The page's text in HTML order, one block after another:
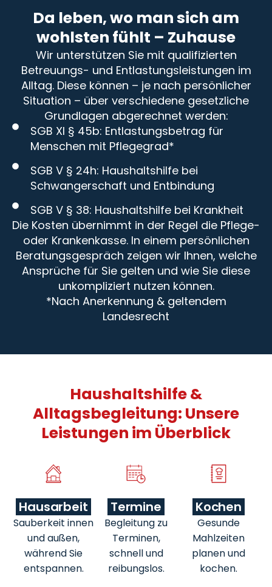
Da leben, wo man sich am
wohlsten fühlt – Zuhause
Wir unterstützen Sie mit qualifizierten
Betreuungs- und Entlastungsleistungen im
Alltag. Diese können – je nach persönlicher
Situation – über verschiedene gesetzliche
Grundlagen abgerechnet werden:
SGB XI § 45b: Entlastungsbetrag für
Menschen mit Pflegegrad*
SGB V § 24h: Haushaltshilfe bei
Schwangerschaft und Entbindung
SGB V § 38: Haushaltshilfe bei Krankheit
Die Kosten übernimmt in der Regel die Pflege-
oder Krankenkasse. In einem persönlichen
Beratungsgespräch zeigen wir Ihnen, welche
Ansprüche für Sie gelten und wie Sie diese
unkompliziert nutzen können.
*Nach Anerkennung & geltendem
Landesrecht
Haushaltshilfe &
Alltagsbegleitung: Unsere
Leistungen im Überblick
Hausarbeit
Sauberkeit innen
und außen,
während Sie
entspannen.
Termine
Begleitung zu
Terminen,
schnell und
reibungslos.
Kochen
Gesunde
Mahlzeiten
planen und
kochen.